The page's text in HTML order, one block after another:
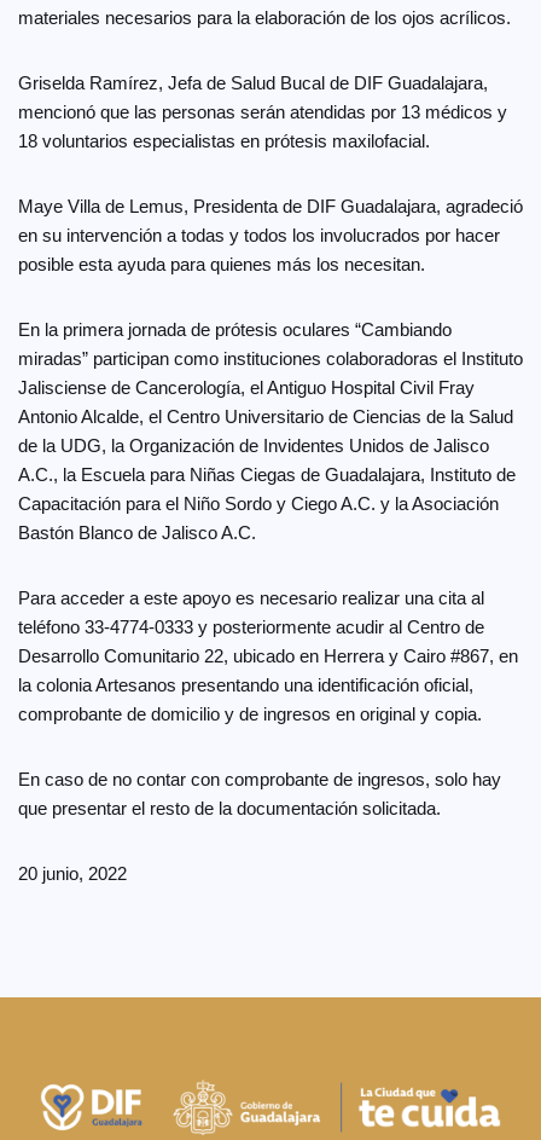
materiales necesarios para la elaboración de los ojos acrílicos.
Griselda Ramírez, Jefa de Salud Bucal de DIF Guadalajara,
mencionó que las personas serán atendidas por 13 médicos y
18 voluntarios especialistas en prótesis maxilofacial.
Maye Villa de Lemus, Presidenta de DIF Guadalajara, agradeció
en su intervención a todas y todos los involucrados por hacer
posible esta ayuda para quienes más los necesitan.
En la primera jornada de prótesis oculares “Cambiando
miradas” participan como instituciones colaboradoras el Instituto
Jalisciense de Cancerología, el Antiguo Hospital Civil Fray
Antonio Alcalde, el Centro Universitario de Ciencias de la Salud
de la UDG, la Organización de Invidentes Unidos de Jalisco
A.C., la Escuela para Niñas Ciegas de Guadalajara, Instituto de
Capacitación para el Niño Sordo y Ciego A.C. y la Asociación
Bastón Blanco de Jalisco A.C.
Para acceder a este apoyo es necesario realizar una cita al
teléfono 33-4774-0333 y posteriormente acudir al Centro de
Desarrollo Comunitario 22, ubicado en Herrera y Cairo #867, en
la colonia Artesanos presentando una identificación oficial,
comprobante de domicilio y de ingresos en original y copia.
En caso de no contar con comprobante de ingresos, solo hay
que presentar el resto de la documentación solicitada.
20 junio, 2022